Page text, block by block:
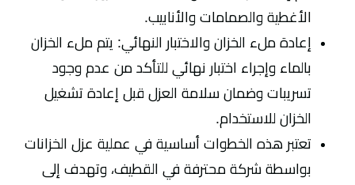
الأغطية والصمامات والأنابيب.
إعادة ملء الخزان والاختبار النهائي: يتم ملء الخزان
بالماء وإجراء اختبار نهائي للتأكد من عدم وجود
تسريبات وضمان سلامة العزل قبل إعادة تشغيل
الخزان للاستخدام.
تعتبر هذه الخطوات أساسية في عملية عزل الخزانات
بواسطة شركة محترفة في القطيف، وتهدف إلى